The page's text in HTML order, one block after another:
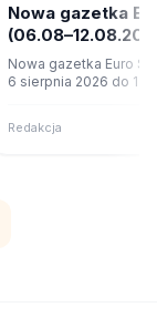
Nowa gazetka
promocje
Nowa gazetka Euro
6 sierpnia 2026 do 12
Redakcja